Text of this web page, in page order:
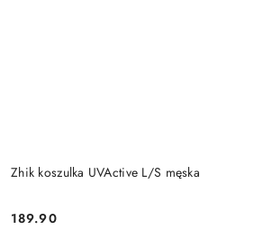
Zhik koszulka UVActive L/S męska
Cena:
189.90